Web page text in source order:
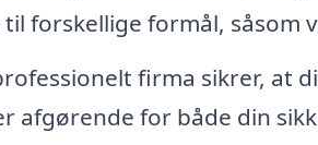
forskellige formål, såsom
firma sikrer, at
afgørende for både din